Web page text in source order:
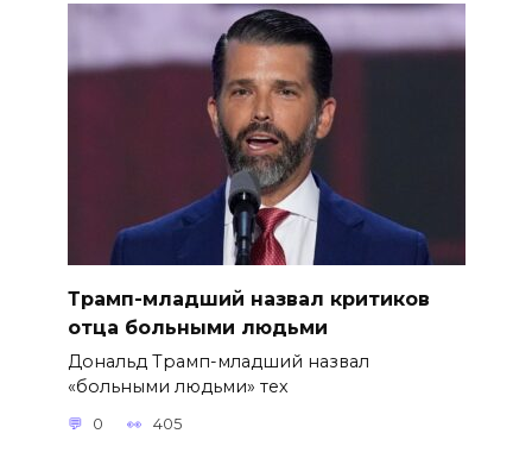
Трамп-младший назвал критиков
отца больными людьми
Дональд Трамп-младший назвал
«больными людьми» тех
0 405